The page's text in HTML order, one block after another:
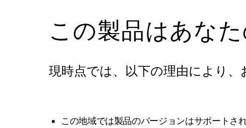
この製品はあな
現時点では、以下の理由により
この地域では製品のバージョンはサポートさ